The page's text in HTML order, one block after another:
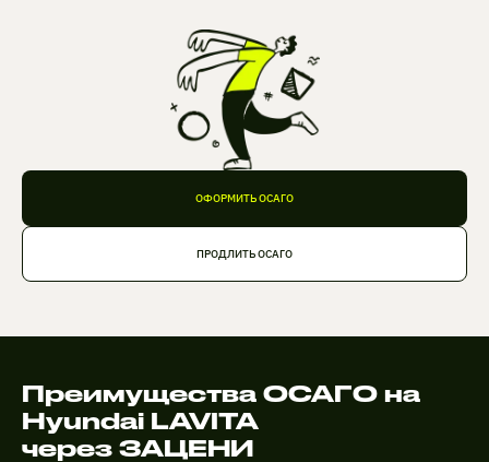
ОФОРМИТЬ ОСАГО
ПРОДЛИТЬ ОСАГО
Преимущества ОСАГО на
Hyundai LAVITA
через ЗАЦЕНИ